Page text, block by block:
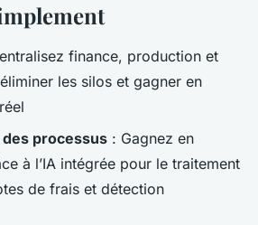
de Sage X3 pour
gestionfinance, production et
les silos et gagner en
processus : Gagnez en
à l’IA intégrée pour le traitement
de frais et détection